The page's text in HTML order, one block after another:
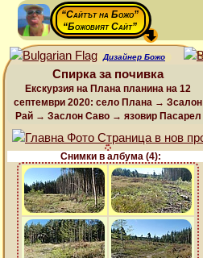
“Сайтът на Божо”
“Божовият Сайт”
Дизайнер Божо
Спирка за почивка
Екскурзия на Плана планина на 12
септември 2020: село Плана → Зсалон
Рай → Заслон Саво → язовир Пасарел
Снимки в албума (4):